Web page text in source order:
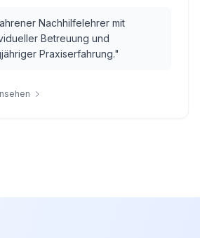
Nachhilfelehrer mit
Betreuung und
Praxiserfahrung."